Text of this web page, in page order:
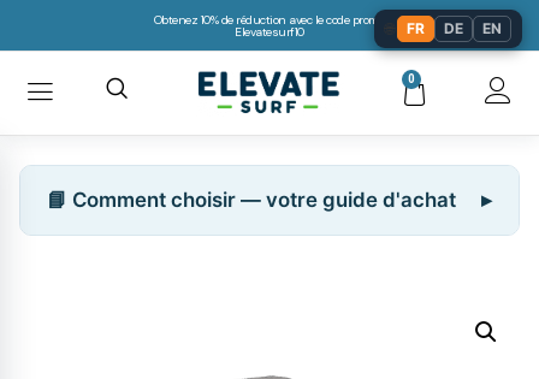
Obtenez 10% de réduction avec le code promo:
Elevatesurf10
0
📘 Comment choisir — votre guide d'achat
FR DE EN